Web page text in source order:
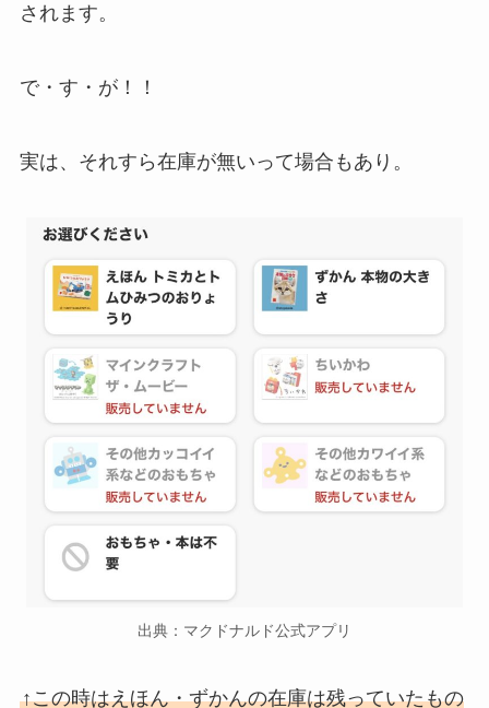
されます。
で・す・が！！
実は、それすら在庫が無いって場合もあり。
出典：マクドナルド公式アプリ
↑この時はえほん・ずかんの在庫は残っていたもの